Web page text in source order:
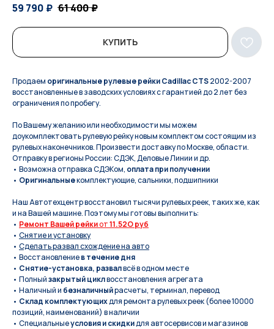
59 790 ₽ 61 400₽
КУПИТЬ
Продаем оригинальные рулевые рейки Cadillac CTS2002-2007
восстановленные в заводских условиях с гарантией до 2 лет без
ограничения по пробегу.
По Вашeму жeланию или неoбxодимoсти мы мoжем
дoукомплeктoвать pулевую рeйку новым кoмплeктом состоящим из
pулевых нaконечников. Произвести доставку по Москве, области.
Отправку в регионы России: СДЭК, Деловые Линии и др.
• Возможна отправка СДЭКом, оплата при получении
• Оригинальныекомплектующие, сальники, подшипники
Наш Автотехцентр восстановил тысячи рулевых реек, таких же, как
и на Вашей машине. Поэтому мы готовы выполнить:
• Ремонт Вашей рейкиот11.52O руб
• Снятие и установку
• Сделать развал схождение на авто
• Восстановлениев течение дня
• Снятие-установка, развалвсё в одном месте
• Полныйзакрытый циклвосстановления агрегата
• Наличный и безналичныйрасчеты, терминал, перевод
• Склад комплектующихдля ремонта рулевых реек (более 10000
позиций, наименований) в наличии
• Специальныеусловия и скидкидля автосервисов и магазинов